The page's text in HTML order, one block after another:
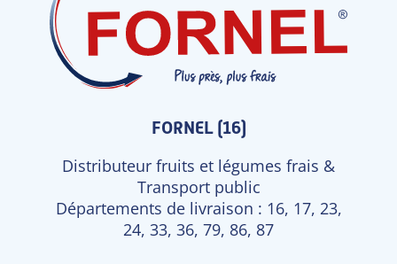
FORNEL (16)
Distributeur fruits et légumes frais &
Transport public
Départements de livraison : 16, 17, 23,
24, 33, 36, 79, 86, 87